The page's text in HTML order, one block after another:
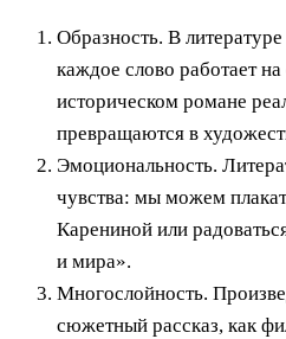
Образность. В
каждое слово работает
историческом романе
превращаются в
Эмоциональность.
чувства: мы можем
Карениной или
и мира».
Многослойность.
сюжетный рассказ, как